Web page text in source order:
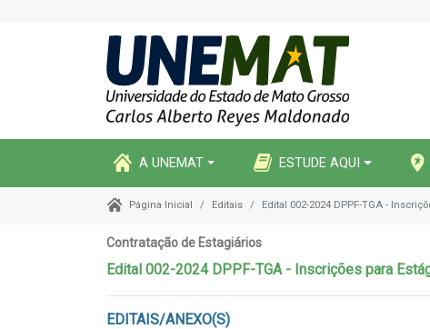
A UNEMAT ESTUDE AQUI
Página Inicial Editais Edital 002-2024 DPPF-TGA -
Contratação de Estagiários
Edital 002-2024 DPPF-TGA - Inscrições para
EDITAIS/ANEXO(S)